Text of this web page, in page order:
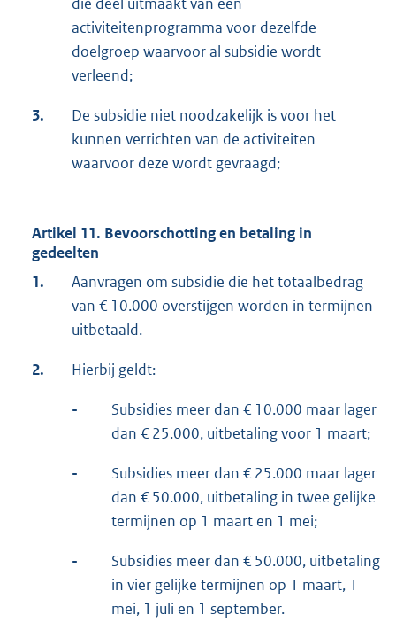
activiteitenprogramma voor dezelfde
doelgroep waarvoor al subsidie wordt
verleend;
3.
De subsidie niet noodzakelijk is voor het
kunnen verrichten van de activiteiten
waarvoor deze wordt gevraagd;
Artikel 11. Bevoorschotting en betaling in
gedeelten
1.
Aanvragen om subsidie die het totaalbedrag
van € 10.000 overstijgen worden in termijnen
uitbetaald.
2. Hierbij geldt:
-
Subsidies meer dan € 10.000 maar lager
dan € 25.000, uitbetaling voor 1 maart;
-
Subsidies meer dan € 25.000 maar lager
dan € 50.000, uitbetaling in twee gelijke
termijnen op 1 maart en 1 mei;
-
Subsidies meer dan € 50.000, uitbetaling
in vier gelijke termijnen op 1 maart, 1
mei, 1 juli en 1 september.